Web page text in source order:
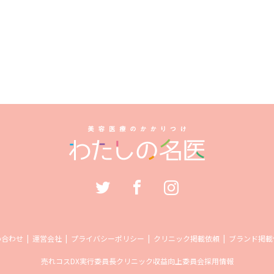
わせ 運営会社 プライバシーポリシー クリニック掲載依頼 ブランド掲
売れコスDX実行委員長クリニック収益向上委員会採用情報